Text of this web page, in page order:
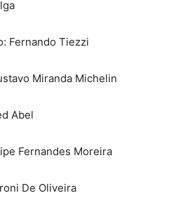
Fernando Tiezzi
Miranda Michelin
Abel
Fernandes Moreira
De Oliveira